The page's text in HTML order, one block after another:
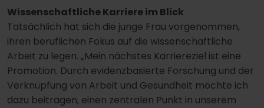
Wissenschaftliche Karriere im Blick
Tatsächlich hat sich die junge Frau vorgenommen,
ihren beruflichen Fokus auf die wissenschaftliche
Arbeit zu legen. „Mein nächstes Karriereziel ist eine
Promotion. Durch evidenzbasierte Forschung und der
Verknüpfung von Arbeit und Gesundheit möchte ich
dazu beitragen, einen zentralen Punkt in unserem